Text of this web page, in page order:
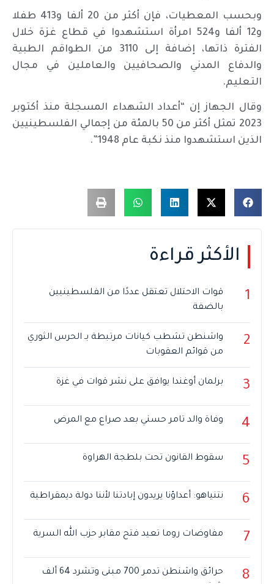
وبحسب المعطيات، فإن أكثر من 20 ألفا و413 طفلا
و12 ألفا و524 امرأة استشهدوا في قطاع غزة خلال
الفترة ذاتها، إضافة إلى 3110 من الطواقم الطبية
والدفاع المدني والصحافيين والعاملين في مجال
التعليم.
وقال الجهاز إن “أعداد الشهداء المسجلة منذ أكتوبر
2023 تمثل أكثر من 50 بالمئة من إجمالي الفلسطينيين
الذين استشهدوا منذ نكبة عام 1948”.
الأكثر قراءة
1
قوات الاحتلال تعتقل عددًا من الفلسطينيين
بالضفة
2
واشنطن تشطب كيانات مرتبطة بـ الحرس الثوري
من قوائم العقوبات
3 برلمان أوغندا يوافق على نشر قوات في غزة
4 وفاة والد تامر حسني بعد صراع مع المرض
5 سقوط القانون تحت بلطجة الهراوة
6 نتنياهو: أعداؤنا يريدون إبادتنا لأننا دولة ديمقراطية
7 مفاوضات روما تعيد فتح مقابر حزب الله السرية
8
حرائق واشنطن تدمر 700 مبنى وتشرد 64 ألف